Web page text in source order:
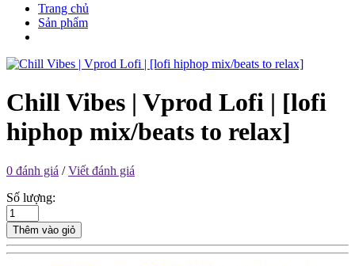
Trang chủ
Sản phẩm
Chill Vibes | Vprod Lofi | [lofi
hiphop mix/beats to relax]
0 đánh giá /Viết đánh giá
Số lượng:
Thêm vào giỏ